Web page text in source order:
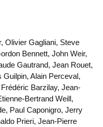
Olivier Gagliani, Steve
Bennett, John Weir,
Gautrand, Jean Rouet,
Alain Perceval,
Barzilay, Jean-
Bertrand Weill,
Paul Caponigro, Jerry
Prieri, Jean-Pierre